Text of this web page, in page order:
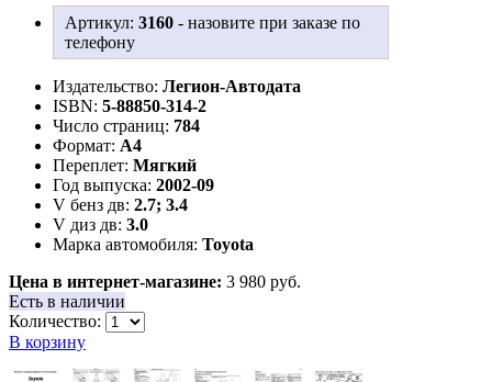
Артикул: 3160 - назовите при заказе по
телефону
Издательство: Легион-Aвтодата
ISBN: 5-88850-314-2
Число страниц: 784
Формат: А4
Переплет: Мягкий
Год выпуска: 2002-09
V бенз дв: 2.7; 3.4
V диз дв: 3.0
Марка автомобиля: Toyota
Цена в интернет-магазине: 3 980 руб.
Есть в наличии
Количество:
В корзину